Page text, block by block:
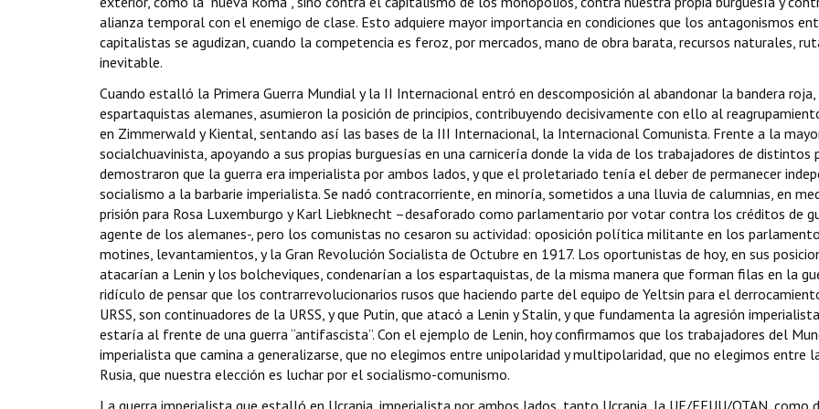
alianza temporal con el enemigo de clase. Esto adquiere mayor importancia en condiciones que los antagonismos
capitalistas se agudizan, cuando la competencia es feroz, por mercados, mano de obra barata, recursos naturales,
inevitable.
Cuando estalló la Primera Guerra Mundial y la II Internacional entró en descomposición al abandonar la bandera
espartaquistas alemanes, asumieron la posición de principios, contribuyendo decisivamente con ello al
en Zimmerwald y Kiental, sentando así las bases de la III Internacional, la Internacional Comunista. Frente a la
socialchuavinista, apoyando a sus propias burguesías en una carnicería donde la vida de los trabajadores de
demostraron que la guerra era imperialista por ambos lados, y que el proletariado tenía el deber de permanecer
socialismo a la barbarie imperialista. Se nadó contracorriente, en minoría, sometidos a una lluvia de calumnias, en
prisión para Rosa Luxemburgo y Karl Liebknecht –desaforado como parlamentario por votar contra los créditos de
agente de los alemanes-, pero los comunistas no cesaron su actividad: oposición política militante en los
motines, levantamientos, y la Gran Revolución Socialista de Octubre en 1917. Los oportunistas de hoy, en sus
atacarían a Lenin y los bolcheviques, condenarían a los espartaquistas, de la misma manera que forman filas en la
ridículo de pensar que los contrarrevolucionarios rusos que haciendo parte del equipo de Yeltsin para el
URSS, son continuadores de la URSS, y que Putin, que atacó a Lenin y Stalin, y que fundamenta la agresión
estaría al frente de una guerra “antifascista”. Con el ejemplo de Lenin, hoy confirmamos que los trabajadores del
imperialista que camina a generalizarse, que no elegimos entre unipolaridad y multipolaridad, que no elegimos entre
Rusia, que nuestra elección es luchar por el socialismo-comunismo.